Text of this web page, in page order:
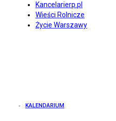
Kancelarierp.pl
Wieści Rolnicze
Życie Warszawy
KALENDARIUM